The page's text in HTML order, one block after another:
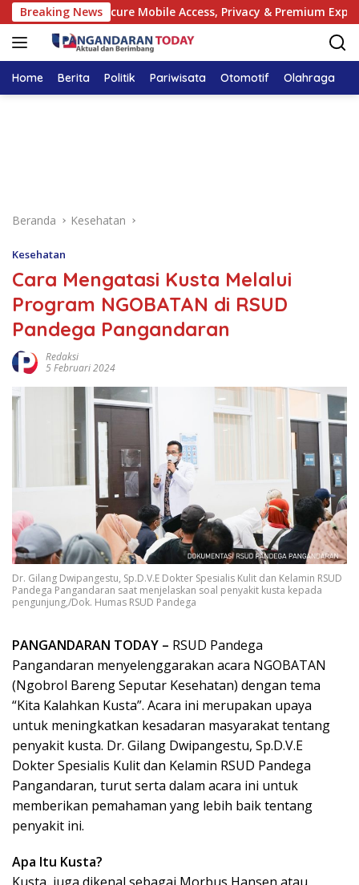
Langsung
ke
konten
Breaking News
Guide: Secure Mobile Access, Privacy & Premium Experience
Home Berita Politik Pariwisata Otomotif Olahraga
Beranda Kesehatan
Kesehatan
Cara Mengatasi Kusta Melalui
Program NGOBATAN di RSUD
Pandega Pangandaran
Redaksi
5 Februari 2024
Dr. Gilang Dwipangestu, Sp.D.V.E Dokter Spesialis Kulit dan Kelamin RSUD
Pandega Pangandaran saat menjelaskan soal penyakit kusta kepada
pengunjung,/Dok. Humas RSUD Pandega
PANGANDARAN TODAY – RSUD Pandega
Pangandaran menyelenggarakan acara NGOBATAN
(Ngobrol Bareng Seputar Kesehatan) dengan tema
“Kita Kalahkan Kusta”. Acara ini merupakan upaya
untuk meningkatkan kesadaran masyarakat tentang
penyakit kusta. Dr. Gilang Dwipangestu, Sp.D.V.E
Dokter Spesialis Kulit dan Kelamin RSUD Pandega
Pangandaran, turut serta dalam acara ini untuk
memberikan pemahaman yang lebih baik tentang
penyakit ini.
Apa Itu Kusta?